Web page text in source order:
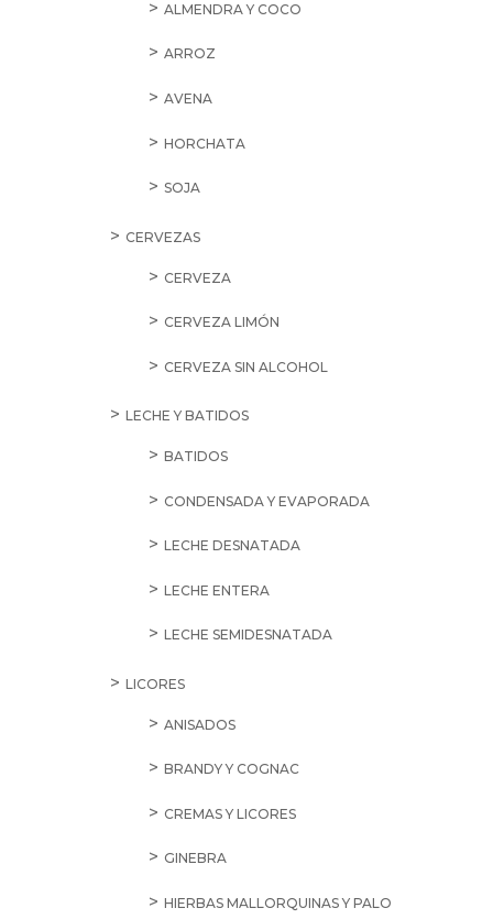
ALMENDRA Y COCO
ARROZ
AVENA
HORCHATA
SOJA
CERVEZAS
CERVEZA
CERVEZA LIMÓN
CERVEZA SIN ALCOHOL
LECHE Y BATIDOS
BATIDOS
CONDENSADA Y EVAPORADA
LECHE DESNATADA
LECHE ENTERA
LECHE SEMIDESNATADA
LICORES
ANISADOS
BRANDY Y COGNAC
CREMAS Y LICORES
GINEBRA
HIERBAS MALLORQUINAS Y PALO